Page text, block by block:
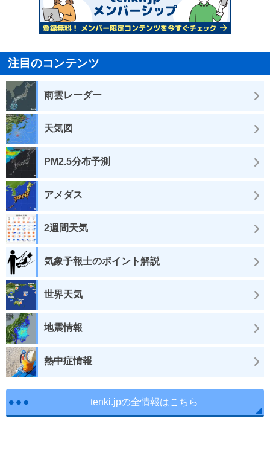
注目のコンテンツ
雨雲レーダー
天気図
PM2.5分布予測
アメダス
2週間天気
気象予報士のポイント解説
世界天気
地震情報
熱中症情報
tenki.jpの全情報はこちら